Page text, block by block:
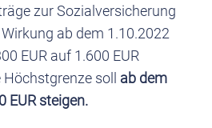
zur Sozialversicherung
ab dem 1.10.2022
EUR auf 1.600 EUR
soll ab dem
EUR steigen.